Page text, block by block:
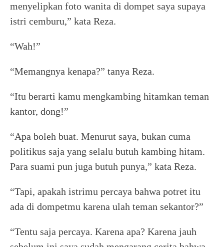
menyelipkan foto wanita di dompet saya supaya
istri cemburu,” kata Reza.
“Wah!”
“Memangnya kenapa?” tanya Reza.
“Itu berarti kamu mengkambing hitamkan teman
kantor, dong!”
“Apa boleh buat. Menurut saya, bukan cuma
politikus saja yang selalu butuh kambing hitam.
Para suami pun juga butuh punya,” kata Reza.
“Tapi, apakah istrimu percaya bahwa potret itu
ada di dompetmu karena ulah teman sekantor?”
“Tentu saja percaya. Karena apa? Karena jauh